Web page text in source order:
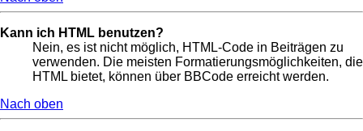
Kann ich HTML benutzen?
Nein, es ist nicht möglich, HTML-Code in Beiträgen zu
verwenden. Die meisten Formatierungsmöglichkeiten, die
HTML bietet, können über BBCode erreicht werden.
Nach oben